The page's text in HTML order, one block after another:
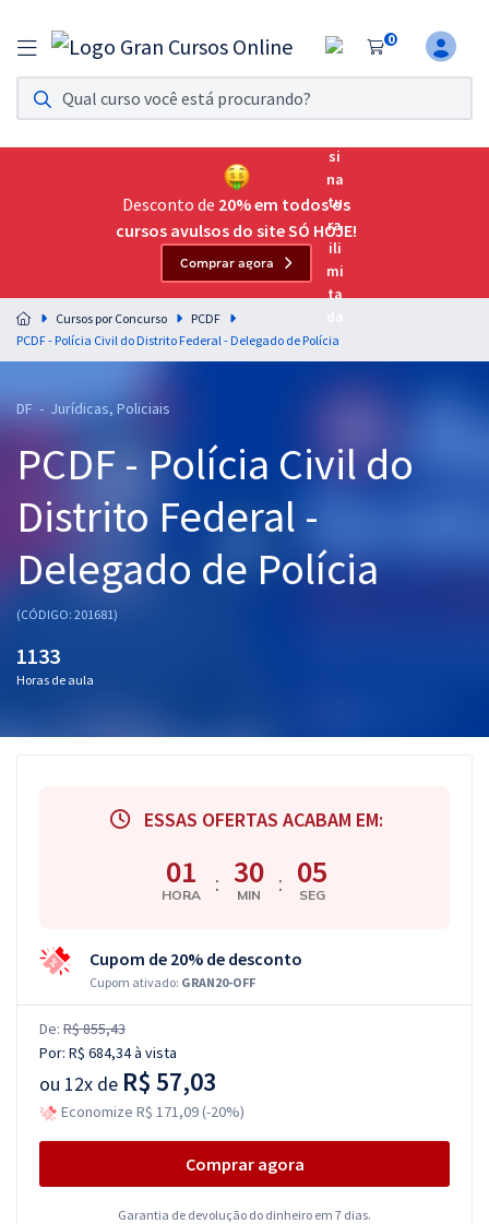
0
Assinatura Ilimitada 11
Acesso a todos os cursos. Teste grátis por 7 dias!
Assinatura OAB Até Passar
Acesso ilimitado a toda preparação para o Exame da
Residências Multiprofissionais
Preparação completa e intensiva para as principais
residências em saúde do Brasil
Cursos 20% OFF
Pós
Graduação
OAB
Mentorias
Desconto de 20% em todos os
cursos avulsos do site SÓ HOJE!
Comprar agora
Cursos por Concurso
PCDF
PCDF - Polícia Civil do Distrito Federal - Delegado de Polícia
DF - Jurídicas, Policiais
PCDF - Polícia Civil do
Distrito Federal -
Delegado de Polícia
(CÓDIGO: 201681)
1133
Horas de aula
ESSAS OFERTAS ACABAM EM:
01
HORA : 30
MIN : 04
SEG
Cupom de 20% de desconto
Cupom ativado: GRAN20-OFF
De: R$ 855,43
Por: R$ 684,34à vista
ou 12x de R$ 57,03
Economize R$ 171,09 (-20%)
Comprar agora
Garantia de devolução do dinheiro em 7 dias.